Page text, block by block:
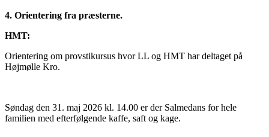
4. Orientering fra præsterne.
HMT:
Orientering om provstikursus hvor LL og HMT har deltaget på
Højmølle Kro.
Søndag den 31. maj 2026 kl. 14.00 er der Salmedans for hele
familien med efterfølgende kaffe, saft og kage.